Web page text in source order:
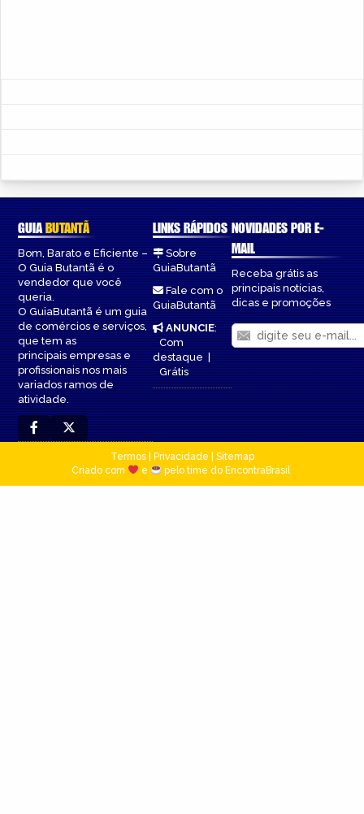
GUIABUTANTÃ
Bom, Barato e Eficiente –
O Guia Butantã é o
vendedor que você
queria.
O GuiaButantã é um guia
de comércios e serviços,
que tem as
principais empresas e
profissionais nos mais
variados ramos de
atividade.
LINKS RÁPIDOS
Sobre
GuiaButantã
Fale com o
GuiaButantã
ANUNCIE:
Com
destaque|
Grátis
NOVIDADES POR E-
MAIL
Receba grátis as
principais notícias,
dicas e promoções
Termos| Privacidade
Sitemap
Criado com
e pelo time do EncontraBrasil